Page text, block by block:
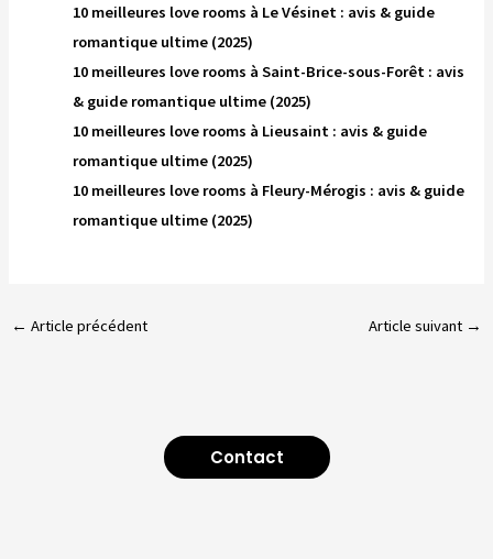
10 meilleures love rooms à Le Vésinet : avis & guide
romantique ultime (2025)
10 meilleures love rooms à Saint-Brice-sous-Forêt : avis
& guide romantique ultime (2025)
10 meilleures love rooms à Lieusaint : avis & guide
romantique ultime (2025)
10 meilleures love rooms à Fleury-Mérogis : avis & guide
romantique ultime (2025)
← Article précédent Article suivant →
Contact